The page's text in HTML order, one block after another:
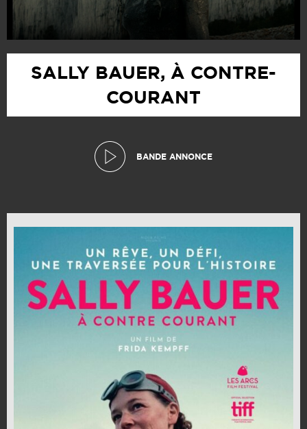
SALLY BAUER, À CONTRE-
COURANT
BANDE ANNONCE